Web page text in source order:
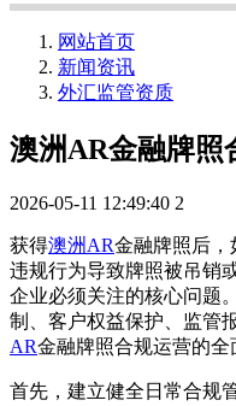
网站首页
新闻资讯
外汇监管资质
澳洲AR金融牌照
2026-05-11 12:49:40 2
获得澳洲AR金融牌照后，
违规行为导致牌照被吊销
企业必须关注的核心问题
制、客户权益保护、监管
AR金融牌照合规运营的全
首先，建立健全日常合规